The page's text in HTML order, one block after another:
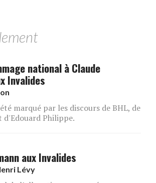
national à Claude
Invalides
marqué par les discours de BHL, de
d'Edouard Philippe.
aux Invalides
Lévy